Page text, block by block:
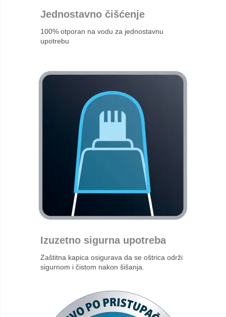
Jednostavno čišćenje
100% otporan na vodu za jednostavnu
upotrebu
Izuzetno sigurna upotreba
Zaštitna kapica osigurava da se oštrica održi
sigurnom i čistom nakon šišanja.